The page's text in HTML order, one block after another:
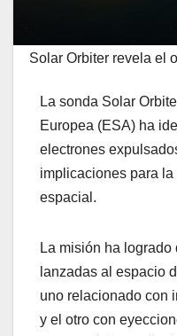
Solar Orbiter revela el
La sonda Solar
Europea (ESA) ha
electrones
implicaciones para
espacial.
La misión ha
lanzadas al espacio
uno relacionado con
y el otro con